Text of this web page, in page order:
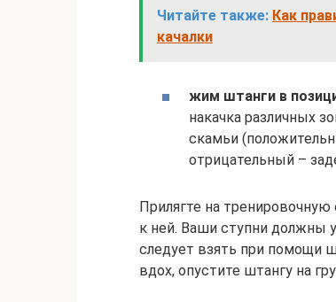
Читайте также: Как
качалки
жим штанги в
накачка различных
скамьи
отрицательный –
Прилягте на
к ней. Ваши ступни должны
следует взять при помощи
вдох, опустите штангу на